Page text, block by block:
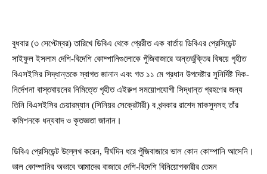
বুধবার (৩ সেপ্টেম্বর) তারিখে ডিবিএ থেকে প্রেরীত এক বার্তায় ডিবিএর প্রেসিডেন্ট
সাইফুল ইসলাম দেশি-বিদেশি কোম্পানিগুলোকে পুঁজিবাজারে অন্তর্ভুক্তির বিষয়ে গৃহীত
বিএসইসির সিদ্ধান্তকে স্বাগত জানান এবং গত ১১ মে প্রধান উপদেষ্টার সুনির্দিষ্ট দিক-
নির্দেশনা বাস্তবায়নের নিমিত্তে গৃহীত এইরুপ সময়োপযোগী সিদ্ধান্ত গ্রহণের জন্য
তিনি বিএসইসির চেয়ারম্যান (সিনিয়র সেক্রেটারী) ব খন্দকার রাশেদ মাকসুদসহ তাঁর
কমিশনকে ধন্যবাদ ও কৃতজ্ঞতা জানান।
ডিবিএ প্রেসিডেন্ট উল্লেখ করেন, দীর্ঘদিন ধরে পুঁজিবাজারে ভাল কোন কোম্পানি আসেনি।
ভাল কোম্পানির অভাবে আমাদের বাজারে দেশি-বিদেশি বিনিয়োগকারীর তেমন